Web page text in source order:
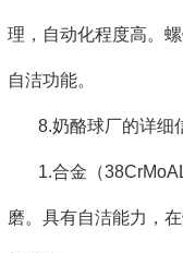
理，自动化程度高。
自洁功能。
8.奶酪球厂的详细
1.合金（
磨。具有自洁能力，